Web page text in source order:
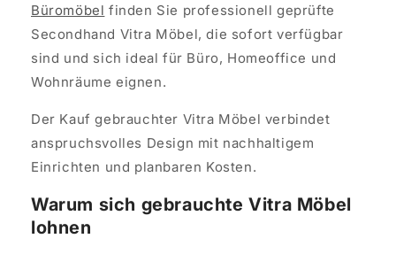
Büromöbel finden Sie professionell geprüfte
Secondhand Vitra Möbel, die sofort verfügbar
sind und sich ideal für Büro, Homeoffice und
Wohnräume eignen.
Der Kauf gebrauchter Vitra Möbel verbindet
anspruchsvolles Design mit nachhaltigem
Einrichten und planbaren Kosten.
Warum sich gebrauchte Vitra Möbel
lohnen